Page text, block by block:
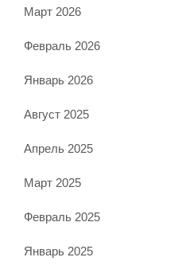
Март 2026
Февраль 2026
Январь 2026
Август 2025
Апрель 2025
Март 2025
Февраль 2025
Январь 2025